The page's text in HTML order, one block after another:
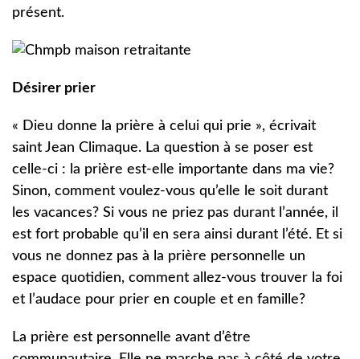
présent.
Désirer prier
« Dieu donne la prière à celui qui prie », écrivait
saint Jean Climaque. La question à se poser est
celle-ci : la prière est-elle importante dans ma vie?
Sinon, comment voulez-vous qu’elle le soit durant
les vacances? Si vous ne priez pas durant l’année, il
est fort probable qu’il en sera ainsi durant l’été. Et si
vous ne donnez pas à la prière personnelle un
espace quotidien, comment allez-vous trouver la foi
et l’audace pour prier en couple et en famille?
La prière est personnelle avant d’être